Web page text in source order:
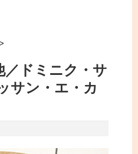
>
／ドミニク・サ
サン・エ・カ